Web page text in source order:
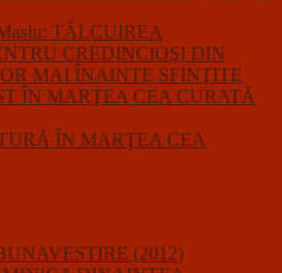
TÂLCUIREA
CREDINCIOŞI DIN
MAI ÎNAINTE SFINŢITE
ÎN MARŢEA CEA CURATĂ
ÎN MARŢEA CEA
(2012)